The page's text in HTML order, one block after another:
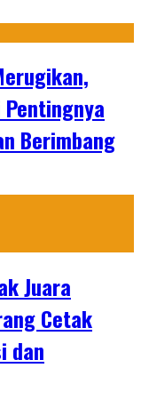
Berimbang
Juara
Cetak
dan